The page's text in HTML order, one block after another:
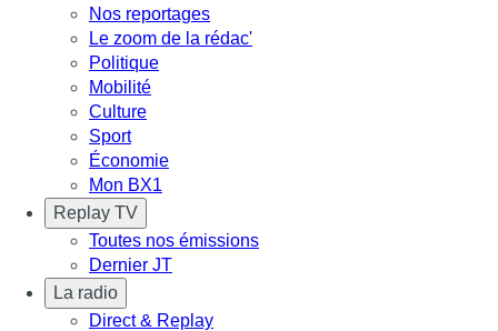
Nos reportages
Le zoom de la rédac'
Politique
Mobilité
Culture
Sport
Économie
Mon BX1
Replay TV
Toutes nos émissions
Dernier JT
La radio
Direct & Replay